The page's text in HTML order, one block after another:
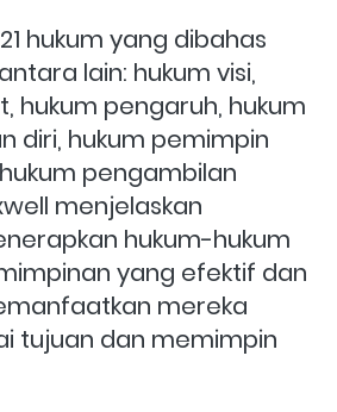
hukum yang dibahas
lain: hukum visi,
hukum pengaruh, hukum
diri, hukum pemimpin
pengambilan
menjelaskan
hukum-hukum
yang efektif dan
mereka
tujuan dan memimpin